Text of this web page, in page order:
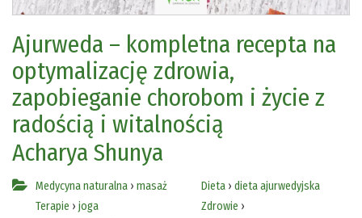
Ajurweda – kompletna recepta na
optymalizację zdrowia,
zapobieganie chorobom i życie z
radością i witalnością
Acharya Shunya
Medycyna naturalna › masaż
Terapie › joga
Dieta› dieta ajurwedyjska
Zdrowie ›